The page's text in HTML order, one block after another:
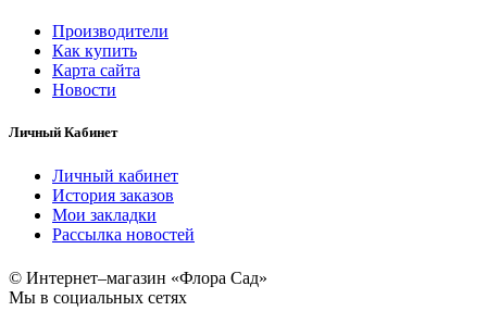
Производители
Как купить
Карта сайта
Новости
Личный Кабинет
Личный кабинет
История заказов
Мои закладки
Рассылка новостей
© Интернет–магазин «Флора Сад»
Мы в социальных сетях